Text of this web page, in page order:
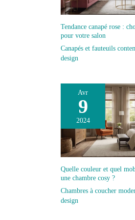
Tendance canapé rose :
pour votre salon
Canapés et fauteuils
design
Avr
9
2024
Quelle couleur et quel
une chambre cosy ?
Chambres à coucher
design